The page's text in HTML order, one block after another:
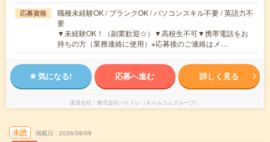
応募資格
職種未経験OK / ブランクOK / パソコンスキル不要 / 英語力不
要
▼未経験OK！（副業歓迎☆）▼高校生不可▼携帯電話をお
持ちの方（業務連絡に使用）※応募後のご連絡はメ…
気になる! 応募へ進む 詳しく見る
派遣会社 株式会社バイトレ（キャムコムグループ）
未読 掲載日 2026/08/09